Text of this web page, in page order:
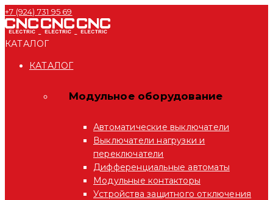
+7 (924) 731 95 69
КАТАЛОГ
КАТАЛОГ
Модульное оборудование
Автоматические выключатели
Выключатели нагрузки и
переключатели
Дифференциальные автоматы
Модульные контакторы
Устройства защитного отключения